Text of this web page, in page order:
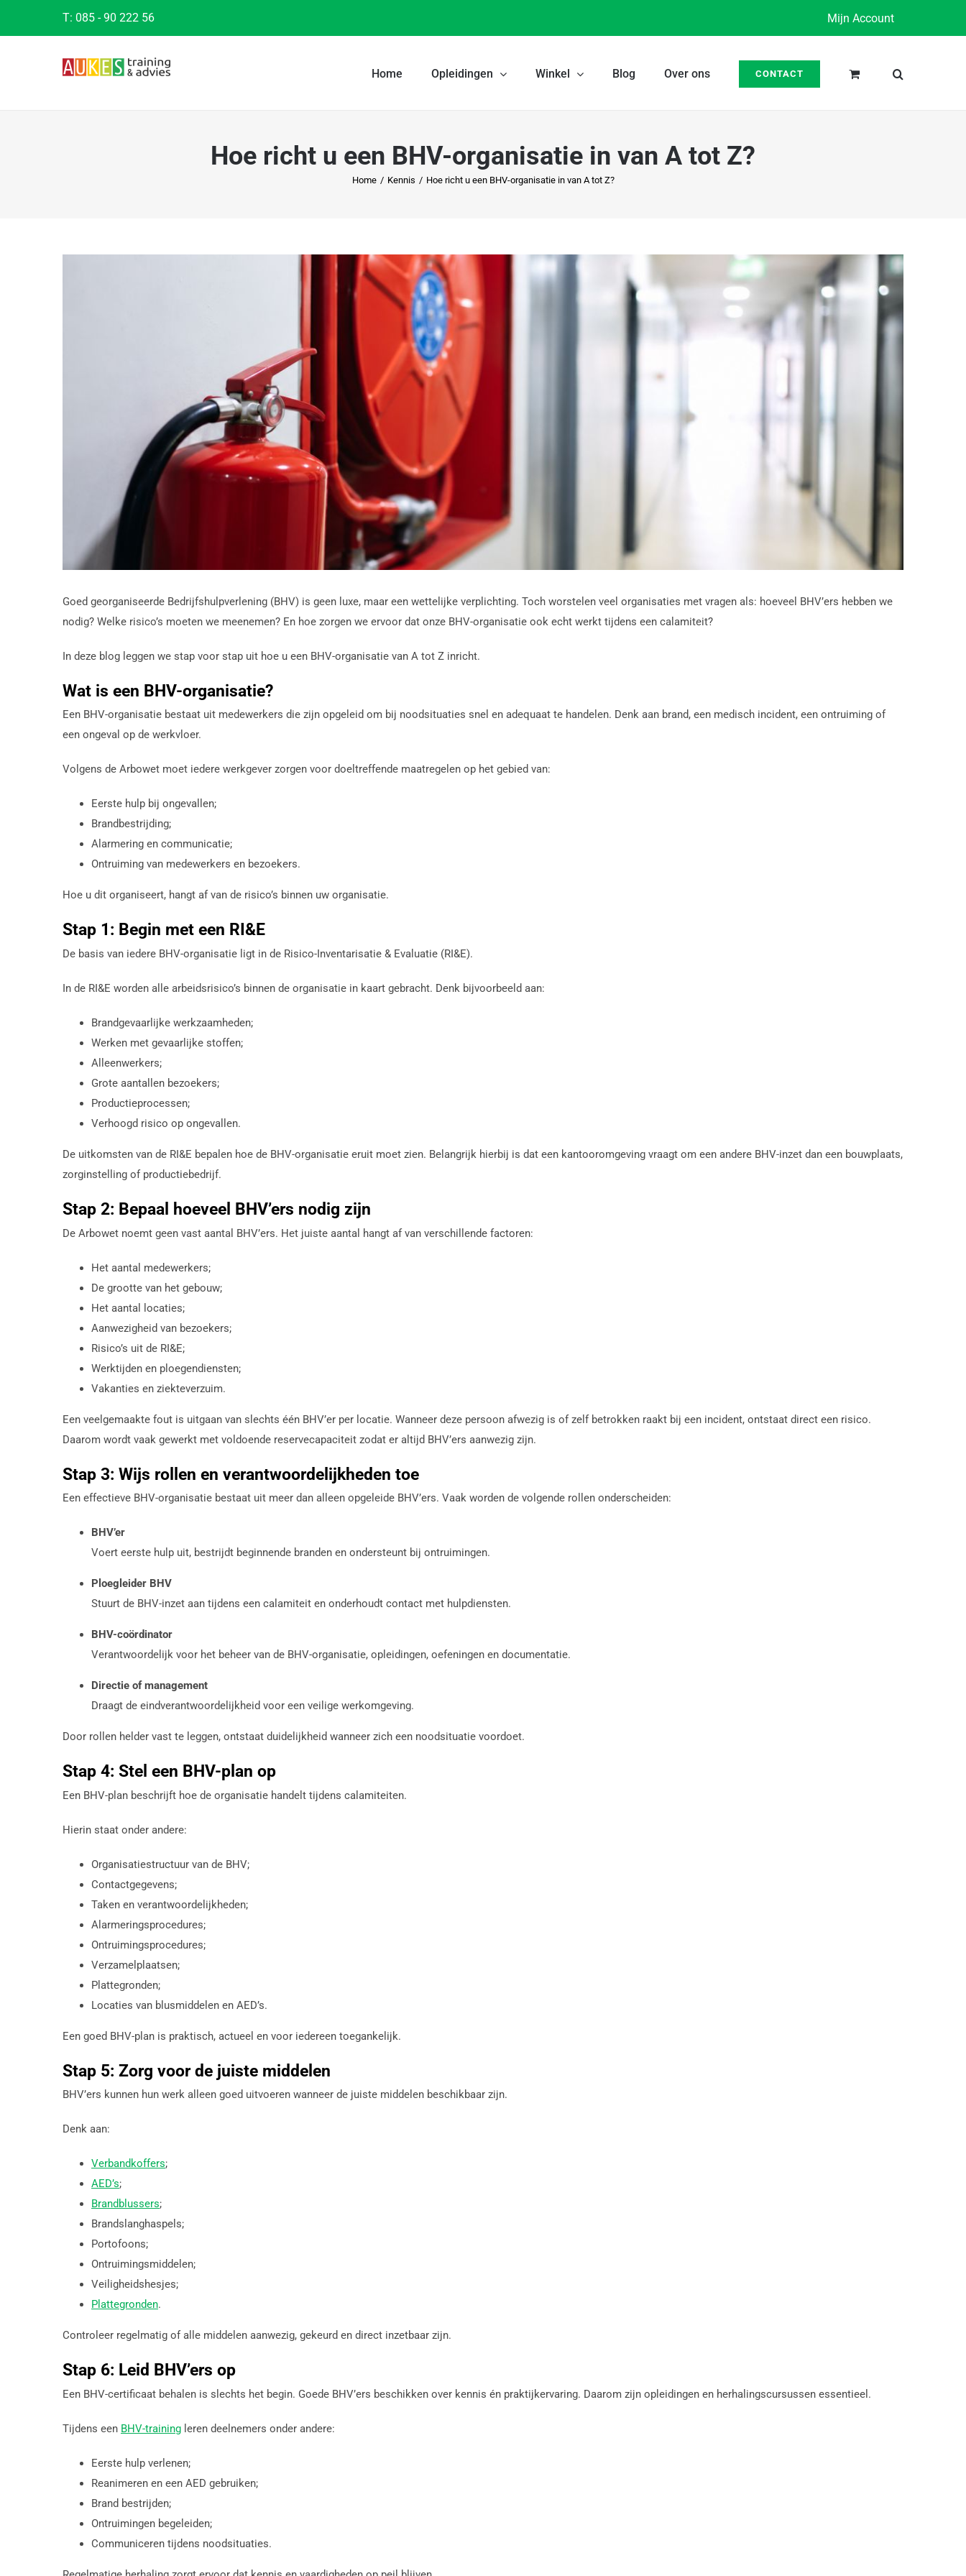
T: 085 - 90 222 56 Mijn Account
Home Opleidingen Winkel Blog Over ons CONTACT
Hoe richt u een BHV-organisatie in van A tot Z?
Home / Kennis / Hoe richt u een BHV-organisatie in van A tot Z?
Goed georganiseerde Bedrijfshulpverlening (BHV) is geen luxe, maar een wettelijke verplichting. Toch worstelen veel organisaties met vragen als: hoeveel BHV’ers hebben we
nodig? Welke risico’s moeten we meenemen? En hoe zorgen we ervoor dat onze BHV-organisatie ook echt werkt tijdens een calamiteit?
In deze blog leggen we stap voor stap uit hoe u een BHV-organisatie van A tot Z inricht.
Wat is een BHV-organisatie?
Een BHV-organisatie bestaat uit medewerkers die zijn opgeleid om bij noodsituaties snel en adequaat te handelen. Denk aan brand, een medisch incident, een ontruiming of
een ongeval op de werkvloer.
Volgens de Arbowet moet iedere werkgever zorgen voor doeltreffende maatregelen op het gebied van:
Eerste hulp bij ongevallen;
Brandbestrijding;
Alarmering en communicatie;
Ontruiming van medewerkers en bezoekers.
Hoe u dit organiseert, hangt af van de risico’s binnen uw organisatie.
Stap 1: Begin met een RI&E
De basis van iedere BHV-organisatie ligt in de Risico-Inventarisatie & Evaluatie (RI&E).
In de RI&E worden alle arbeidsrisico’s binnen de organisatie in kaart gebracht. Denk bijvoorbeeld aan:
Brandgevaarlijke werkzaamheden;
Werken met gevaarlijke stoffen;
Alleenwerkers;
Grote aantallen bezoekers;
Productieprocessen;
Verhoogd risico op ongevallen.
De uitkomsten van de RI&E bepalen hoe de BHV-organisatie eruit moet zien. Belangrijk hierbij is dat een kantooromgeving vraagt om een andere BHV-inzet dan een bouwplaats,
zorginstelling of productiebedrijf.
Stap 2: Bepaal hoeveel BHV’ers nodig zijn
De Arbowet noemt geen vast aantal BHV’ers. Het juiste aantal hangt af van verschillende factoren:
Het aantal medewerkers;
De grootte van het gebouw;
Het aantal locaties;
Aanwezigheid van bezoekers;
Risico’s uit de RI&E;
Werktijden en ploegendiensten;
Vakanties en ziekteverzuim.
Een veelgemaakte fout is uitgaan van slechts één BHV’er per locatie. Wanneer deze persoon afwezig is of zelf betrokken raakt bij een incident, ontstaat direct een risico.
Daarom wordt vaak gewerkt met voldoende reservecapaciteit zodat er altijd BHV’ers aanwezig zijn.
Stap 3: Wijs rollen en verantwoordelijkheden toe
Een effectieve BHV-organisatie bestaat uit meer dan alleen opgeleide BHV’ers. Vaak worden de volgende rollen onderscheiden:
BHV’er
Voert eerste hulp uit, bestrijdt beginnende branden en ondersteunt bij ontruimingen.
Ploegleider BHV
Stuurt de BHV-inzet aan tijdens een calamiteit en onderhoudt contact met hulpdiensten.
BHV-coördinator
Verantwoordelijk voor het beheer van de BHV-organisatie, opleidingen, oefeningen en documentatie.
Directie of management
Draagt de eindverantwoordelijkheid voor een veilige werkomgeving.
Door rollen helder vast te leggen, ontstaat duidelijkheid wanneer zich een noodsituatie voordoet.
Stap 4: Stel een BHV-plan op
Een BHV-plan beschrijft hoe de organisatie handelt tijdens calamiteiten.
Hierin staat onder andere:
Organisatiestructuur van de BHV;
Contactgegevens;
Taken en verantwoordelijkheden;
Alarmeringsprocedures;
Ontruimingsprocedures;
Verzamelplaatsen;
Plattegronden;
Locaties van blusmiddelen en AED’s.
Een goed BHV-plan is praktisch, actueel en voor iedereen toegankelijk.
Stap 5: Zorg voor de juiste middelen
BHV’ers kunnen hun werk alleen goed uitvoeren wanneer de juiste middelen beschikbaar zijn.
Denk aan:
Verbandkoffers;
AED’s;
Brandblussers;
Brandslanghaspels;
Portofoons;
Ontruimingsmiddelen;
Veiligheidshesjes;
Plattegronden.
Controleer regelmatig of alle middelen aanwezig, gekeurd en direct inzetbaar zijn.
Stap 6: Leid BHV’ers op
Een BHV-certificaat behalen is slechts het begin. Goede BHV’ers beschikken over kennis én praktijkervaring. Daarom zijn opleidingen en herhalingscursussen essentieel.
Tijdens een BHV-training leren deelnemers onder andere:
Eerste hulp verlenen;
Reanimeren en een AED gebruiken;
Brand bestrijden;
Ontruimingen begeleiden;
Communiceren tijdens noodsituaties.